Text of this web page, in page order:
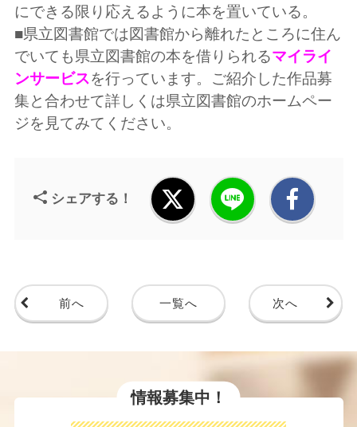
にできる限り応えるように本を置いている。
■県立図書館では図書館から離れたところに住ん
でいても県立図書館の本を借りられるマイライ
ンサービスを行っています。ご紹介した作品募
集と合わせて詳しくは県立図書館のホームペー
ジを見てみてください。
シェアする！
前へ 一覧へ 次へ
情報募集中！